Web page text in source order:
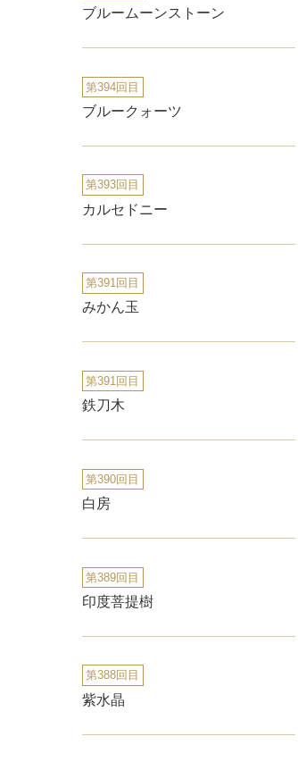
ブルームーンストーン
第394回目
ブルークォーツ
第393回目
カルセドニー
第391回目
みかん玉
第391回目
鉄刀木
第390回目
白房
第389回目
印度菩提樹
第388回目
紫水晶